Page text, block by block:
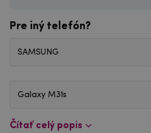
Pre iný telefón?
SAMSUNG
Galaxy M31s
Čítať celý popis